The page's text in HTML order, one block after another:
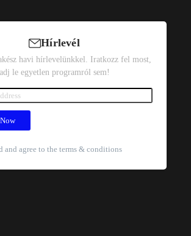
Hírlevél
havi hírlevelünkkel. Iratkozz fel most,
le egyetlen programról sem!
and agree to the terms & conditions